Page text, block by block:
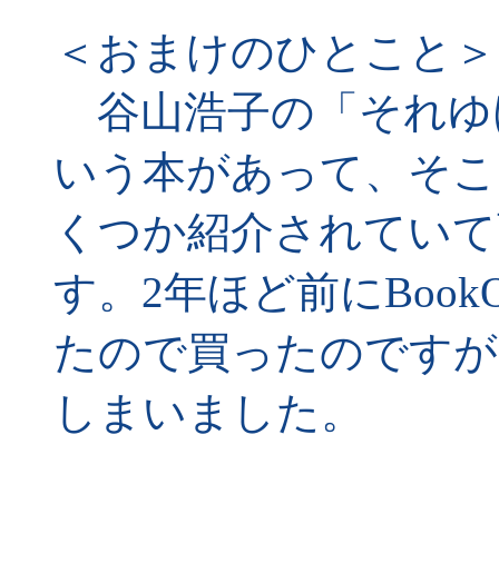
＜おまけのひとこと＞
谷山浩子の「それ
いう本があって、そ
くつか紹介されてい
す。2年ほど前に
たので買ったのです
しまいました。